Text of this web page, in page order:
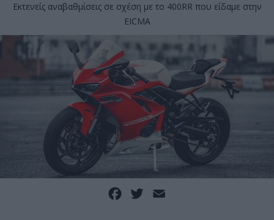
Εκτενείς αναβαθμίσεις σε σχέση με το 400RR που είδαμε στην
EICMA
Facebook
Twitter